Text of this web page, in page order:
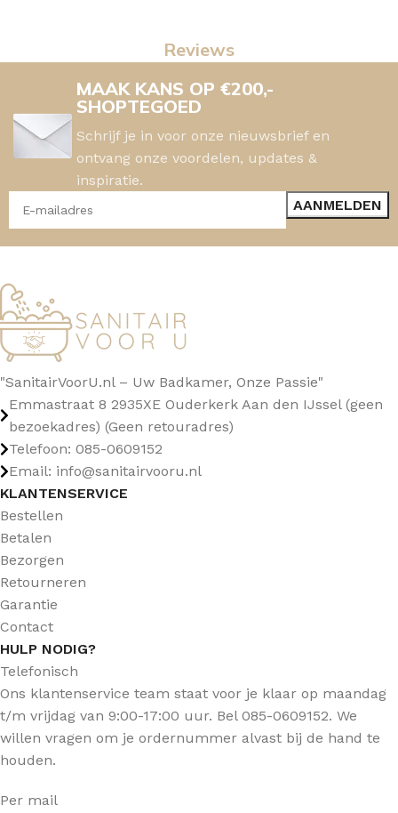
Reviews
MAAK KANS OP €200,-
SHOPTEGOED
Schrijf je in voor onze nieuwsbrief en
ontvang onze voordelen, updates &
inspiratie.
"SanitairVoorU.nl – Uw Badkamer, Onze Passie"
Emmastraat 8 2935XE Ouderkerk Aan den IJssel (geen
bezoekadres) (Geen retouradres)
Telefoon: 085-0609152
Email: info@sanitairvooru.nl
KLANTENSERVICE
Bestellen
Betalen
Bezorgen
Retourneren
Garantie
Contact
HULP NODIG?
Telefonisch
Ons klantenservice team staat voor je klaar op maandag
t/m vrijdag van 9:00-17:00 uur. Bel 085-0609152. We
willen vragen om je ordernummer alvast bij de hand te
houden.
Per mail